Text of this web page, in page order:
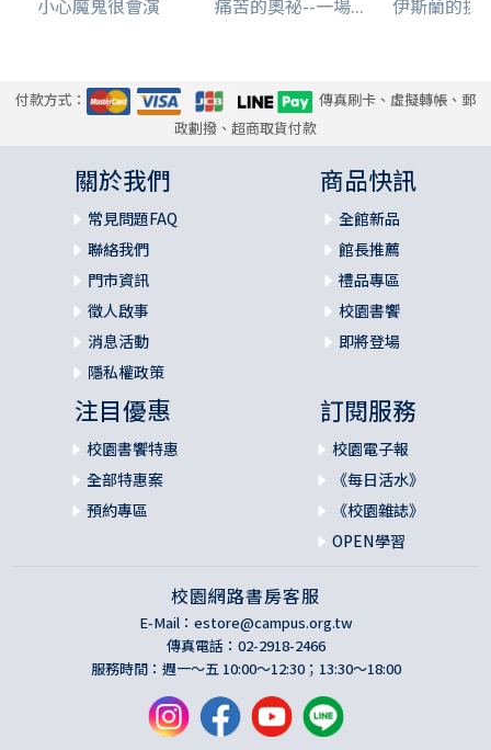
小心魔鬼很會演 痛苦的奧祕--一場... 伊斯蘭的挑
付款方式：
傳真刷卡、虛擬轉帳、郵
政劃撥、超商取貨付款
關於我們
常見問題FAQ
聯絡我們
門市資訊
徵人啟事
消息活動
隱私權政策
商品快訊
全館新品
館長推薦
禮品專區
校園書饗
即將登場
注目優惠
校園書饗特惠
全部特惠案
預約專區
訂閱服務
校園電子報
《每日活水》
《校園雜誌》
OPEN學習
校園網路書房客服
E-Mail： estore@campus.org.tw
傳真電話：02-2918-2466
服務時間：週一～五 10:00～12:30；13:30～18:00